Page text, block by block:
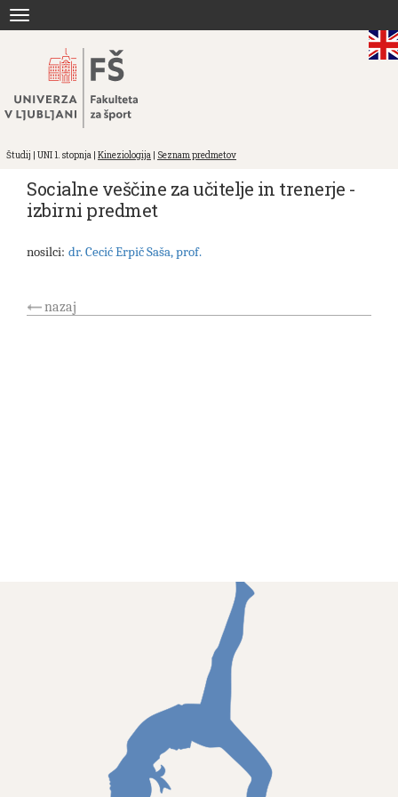
navigation
Študij | UNI 1. stopnja | Kineziologija | Seznam predmetov
Socialne veščine za učitelje in trenerje -
izbirni predmet
nosilci: dr. Cecić Erpič Saša, prof.
nazaj